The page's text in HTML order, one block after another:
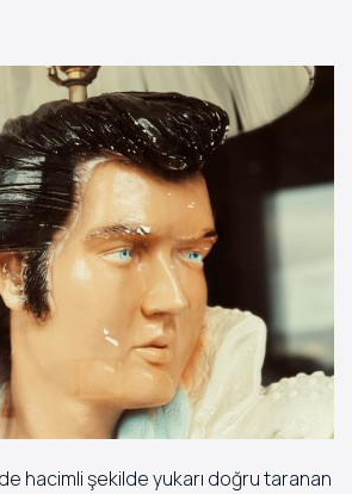
hacimli şekilde yukarı doğru taranan